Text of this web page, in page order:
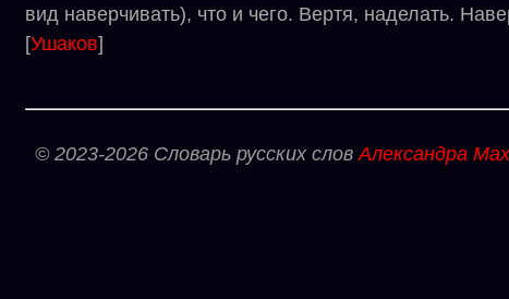
вид наверчивать), что и чего. Вертя, наделать.
[Ушаков]
© 2023-2026 Словарь русских словАлександра